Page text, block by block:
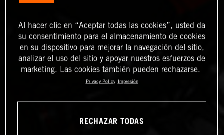
Al hacer clic en “Aceptar todas las cookies”, usted da
su consentimiento para el almacenamiento de cookies
en su dispositivo para mejorar la navegación del sitio,
analizar el uso del sitio y apoyar nuestros esfuerzos de
marketing. Las cookies también pueden rechazarse.
Privacy Policy Impresión
RECHAZAR TODAS